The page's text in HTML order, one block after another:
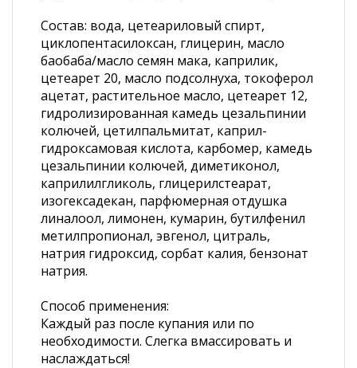
Состав: вода, цетеариловый спирт,
циклопентасилоксан, глицерин, масло
баобаба/масло семян мака, каприлик,
цетеарет 20, масло подсолнуха, токоферол
ацетат, растительное масло, цетеарет 12,
гидролизированная камедь цезальпинии
колючей, цетилпальмитат, каприл-
гидроксамовая кислота, карбомер, камедь
цезальпинии колючей, диметиконол,
каприлилгликоль, глицерилстеарат,
изогексадекан, парфюмерная отдушка
линалоол, лимонен, кумарин, бутилфенил
метилпропионал, эвгенол, цитраль,
натрия гидроксид, сорбат калия, бензонат
натрия.
Способ применения:
Каждый раз после купания или по
необходимости. Слегка вмассировать и
наслаждаться!